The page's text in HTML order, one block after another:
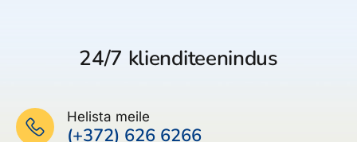
24/7 klienditeenindus
Helista meile
(+372) 626 6266